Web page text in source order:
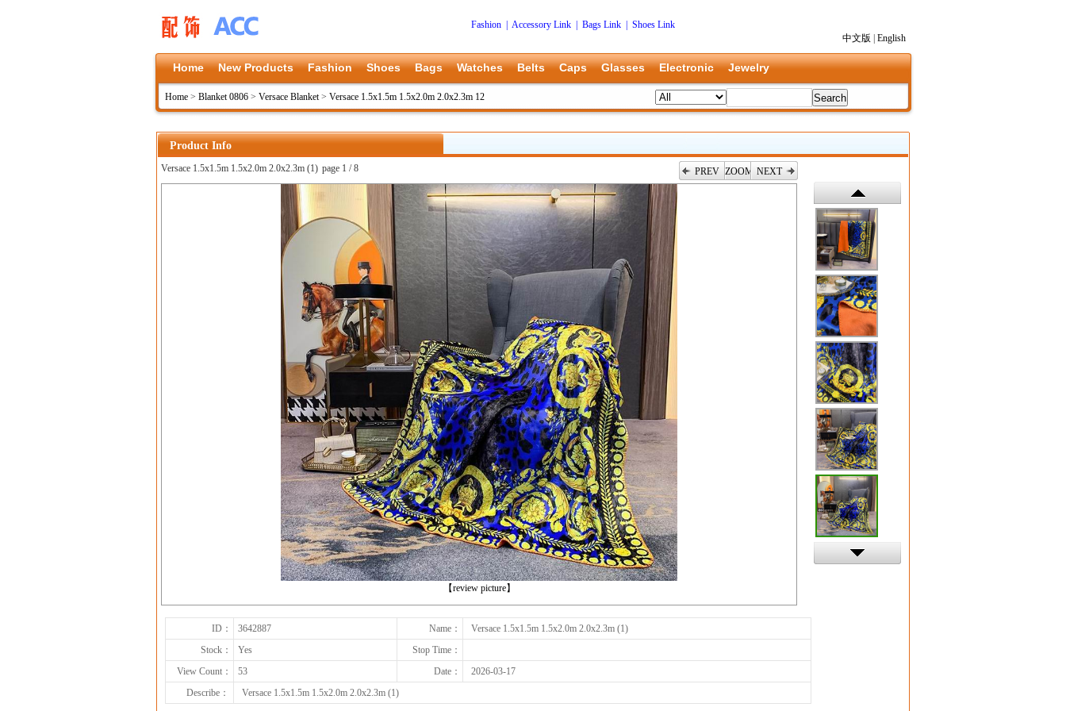
Fashion Accessory Link Bags Link
Shoes Link
中文版
English
Home New Products Fashion Shoes Bags Watches Belts Caps Glasses Electronic Jewelry
Home > Blanket 0806 > Versace Blanket> Versace 1.5x1.5m 1.5x2.0m 2.0x2.3m 12
Product Info
Versace 1.5x1.5m 1.5x2.0m 2.0x2.3m (1) page 1 / 8 PREV ZOOM NEXT
【review picture】
上一张
下一张
ID： 3642887 Name：
Versace 1.5x1.5m 1.5x2.0m 2.0x2.3m (1)
Stock：
Yes
Stop Time：
View Count：
53 Date：
2026-03-17
Describe：
Versace 1.5x1.5m 1.5x2.0m 2.0x2.3m (1)